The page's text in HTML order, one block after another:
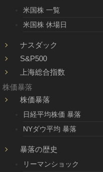
米国株 一覧
米国株 休場日
ナスダック
S&P500
上海総合指数
株価暴落
株価暴落
日経平均株価 暴落
NYダウ平均 暴落
暴落の歴史
リーマンショック